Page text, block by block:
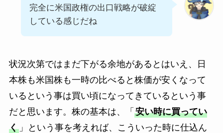
完全に米国政権の出口戦略が破綻
している感じだね
状況次第ではまだ下がる余地があるとはいえ、日
本株も米国株も一時の比べると株価が安くなって
いるという事は買い頃になってきているという事
だと思います。株の基本は、「 安い時に買ってい
く」という事を考えれば、こういった時に仕込ん